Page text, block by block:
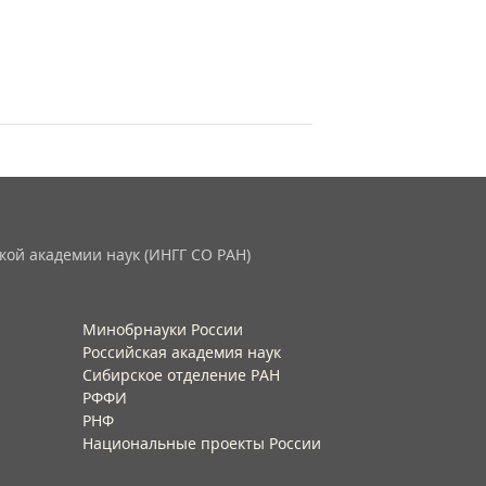
академии наук (ИНГГ СО РАН)
Минобрнауки России
Российская академия наук
Сибирское отделение РАН
РФФИ
РНФ
Национальные проекты России